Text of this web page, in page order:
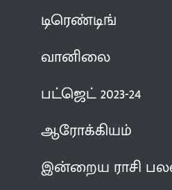
டிரெண்டிங்
வானிலை
பட்ஜெட் 2023-24
ஆரோக்கியம்
இன்றைய ராசி